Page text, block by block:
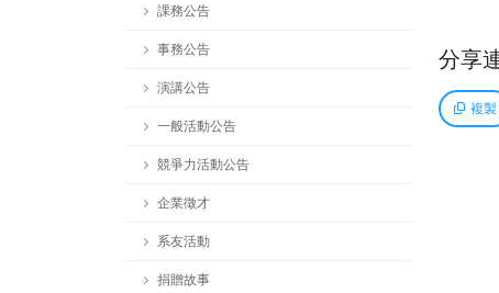
課務公告
事務公告
演講公告
一般活動公告
競爭力活動公告
企業徵才
系友活動
捐贈故事
分享
複製